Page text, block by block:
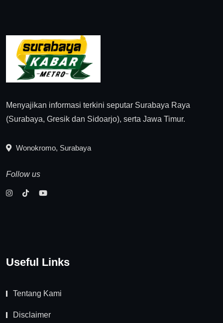
Menyajikan informasi terkini seputar Surabaya Raya
(Surabaya, Gresik dan Sidoarjo), serta Jawa Timur.
Wonokromo, Surabaya
Follow us
Useful Links
Tentang Kami
Disclaimer